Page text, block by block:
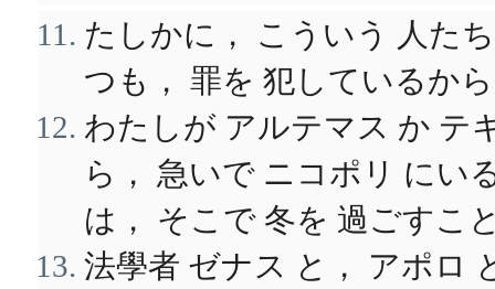
たしかに， こういう 人た
つも， 罪を 犯しているか
わたしが アルテマス か テ
ら， 急いで ニコポリ にい
は， そこで 冬を 過ごすこ
法學者 ゼナス と， アポロ